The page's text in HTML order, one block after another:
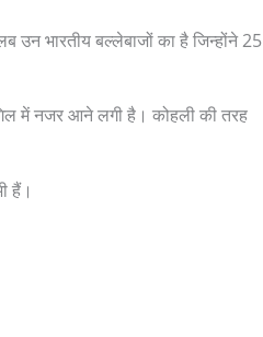
भारतीय बल्लेबाजों का है जिन्होंने 25
में नजर आने लगी है। कोहली की तरह
हैं।